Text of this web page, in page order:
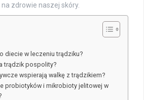
zdrowie naszej skóry.
diecie w leczeniu trądziku?
trądzik pospolity?
wspierają walkę z trądzikiem?
probiotyków i mikrobioty jelitowej w